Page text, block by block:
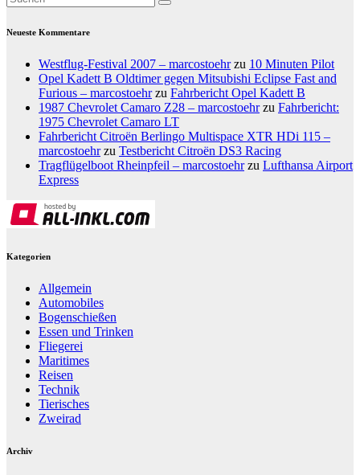
Neueste Kommentare
Westflug-Festival 2007 – marcostoehrzu 10 Minuten Pilot
Opel Kadett B Oldtimer gegen Mitsubishi Eclipse Fast and
Furious – marcostoehrzu Fahrbericht Opel Kadett B
1987 Chevrolet Camaro Z28 – marcostoehrzu Fahrbericht:
1975 Chevrolet Camaro LT
Fahrbericht Citroën Berlingo Multispace XTR HDi 115 –
marcostoehrzu Testbericht Citroën DS3 Racing
Tragflügelboot Rheinpfeil – marcostoehrzu Lufthansa Airport
Express
Kategorien
Allgemein
Automobiles
Bogenschießen
Essen und Trinken
Fliegerei
Maritimes
Reisen
Technik
Tierisches
Zweirad
Archiv